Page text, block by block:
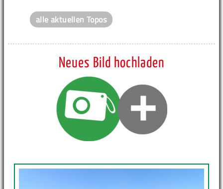
alle aktuellen Topos
Neues Bild hochladen